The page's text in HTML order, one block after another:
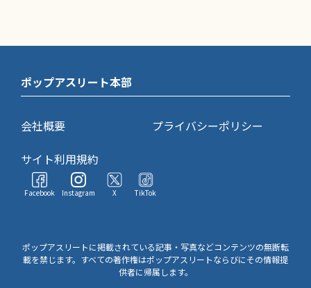
ポップアスリート本部
会社概要
プライバシーポリシー
サイト利用規約
Facebook Instagram X TikTok
ポップアスリートに掲載されている記事・写真などコンテンツの無断転
載を禁じます。すべての著作権はポップアスリートならびにその情報提
供者に帰属します。